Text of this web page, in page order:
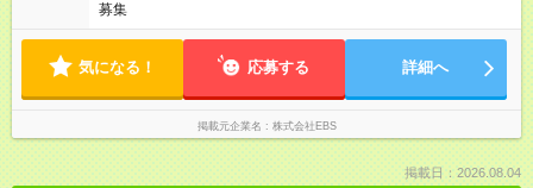
募集
気になる！ 応募する 詳細へ
掲載元企業名 株式会社EBS
掲載日：2026.08.04